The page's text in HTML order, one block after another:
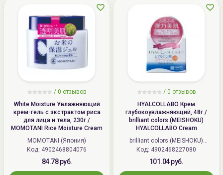
/ 0 отзывов
White Moisture Увлажняющий
крем-гель с экстрактом риса
для лица и тела, 230г /
MOMOTANI Rice Moisture Cream
MOMOTANI (Япония)
Код: 4902468804076
84.78 руб.
/ 0 отзывов
HYALCOLLABO Крем
глубокоувлажняющий, 48г /
brilliant colors (MEISHOKU)
HYALCOLLABO Cream
brilliant colors (MEISHOKU)
(Япония)
Код: 4902468227080
101.04 руб.